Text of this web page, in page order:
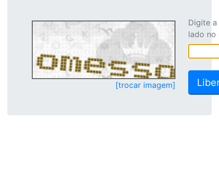
[trocar imagem]
Digite
lado no